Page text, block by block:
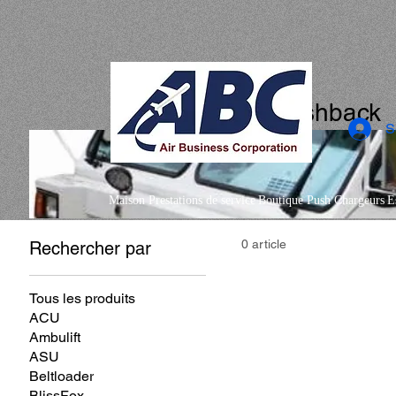
Maison Prestations de service Boutique Push Chargeurs
Pushback
Rechercher par
Tous les produits
ACU
Ambulift
ASU
Beltloader
0 article